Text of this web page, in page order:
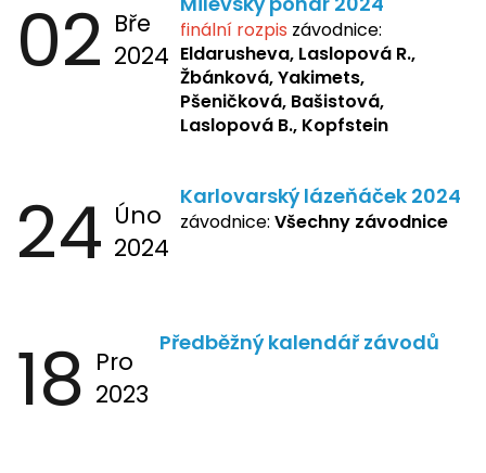
02 Bře
2024
finální rozpis závodnice:
Eldarusheva, Laslopová R.,
Žbánková, Yakimets,
Pšeničková, Bašistová,
Laslopová B., Kopfstein
24 Úno
2024
Karlovarský lázeňáček 2024
závodnice: Všechny závodnice
18 Pro
2023
Předběžný kalendář závodů